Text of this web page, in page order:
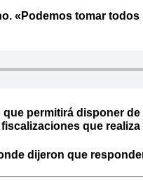
«Podemos tomar
permitirá disponer
que
dijeron que